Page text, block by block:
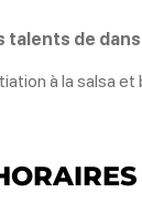
talents de
à la salsa et